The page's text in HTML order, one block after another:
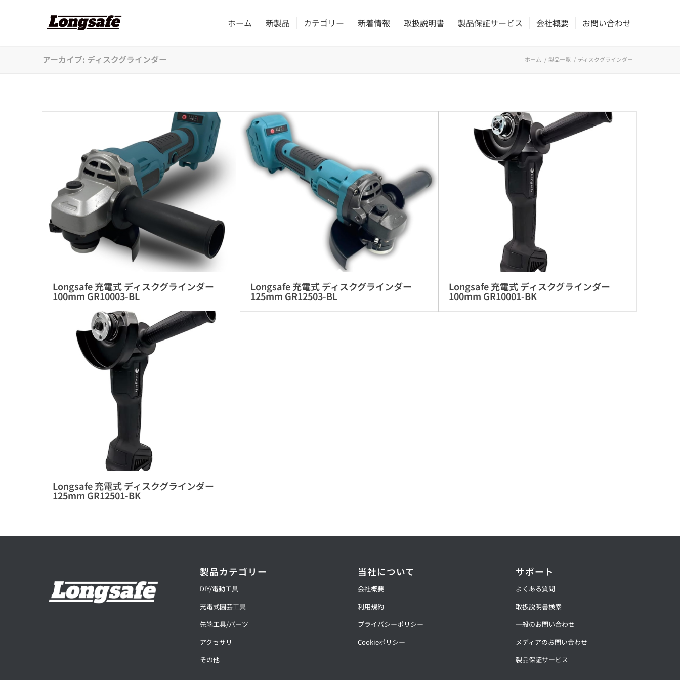
ホーム 新製品 カテゴリー 新着情報 取扱説明書 製品保証サービス 会社概要 お問い合わせ
アーカイブ: ディスクグラインダー ホーム / 製品一覧 / ディスクグラインダー
Longsafe 充電式 ディスクグラインダー
100mm GR10003-BL
Longsafe 充電式 ディスクグラインダー
125mm GR12503-BL
Longsafe 充電式 ディスクグラインダー
100mm GR10001-BK
Longsafe 充電式 ディスクグラインダー
125mm GR12501-BK
製品カテゴリー
DIY/電動工具
充電式園芸工具
先端工具/パーツ
アクセサリ
その他
当社について
会社概要
利用規約
プライバシーポリシー
Cookieポリシー
サポート
よくある質問
取扱説明書検索
一般のお問い合わせ
メディアのお問い合わせ
製品保証サービス